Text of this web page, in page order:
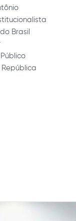
Brasil
República